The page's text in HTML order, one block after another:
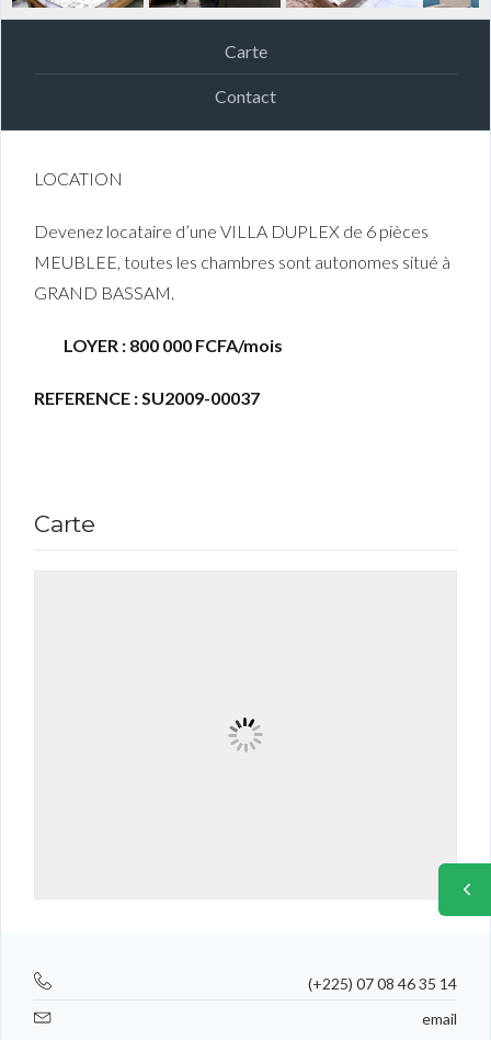
Carte
Contact
LOCATION
Devenez locataire d’une VILLA DUPLEX de 6 pièces
MEUBLEE, toutes les chambres sont autonomes situé à
GRAND BASSAM.
LOYER : 800 000 FCFA/mois
REFERENCE : SU2009-00037
Carte
(+225) 07 08 46 35 14
email